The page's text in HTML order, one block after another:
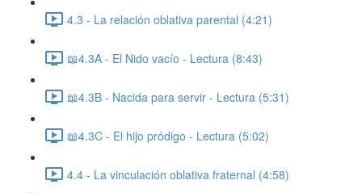
4.3 - La relación oblativa parental (4:21)
📖4.3A - El Nido vacío - Lectura (8:43)
📖4.3B - Nacida para servir - Lectura (5:31)
📖4.3C - El hijo pródigo - Lectura (5:02)
4.4 - La vinculación oblativa fraternal (4:58)